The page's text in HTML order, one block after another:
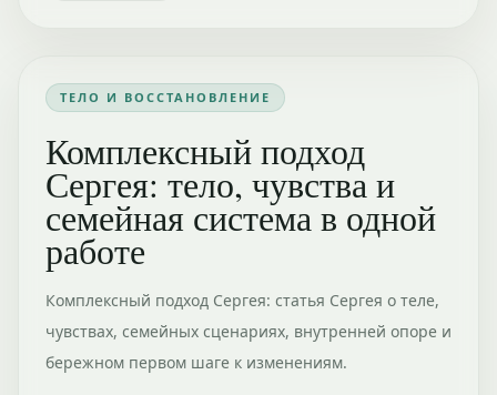
ТЕЛО И ВОССТАНОВЛЕНИЕ
Комплексный подход
Сергея: тело, чувства и
семейная система в одной
работе
Комплексный подход Сергея: статья Сергея о теле,
чувствах, семейных сценариях, внутренней опоре и
бережном первом шаге к изменениям.